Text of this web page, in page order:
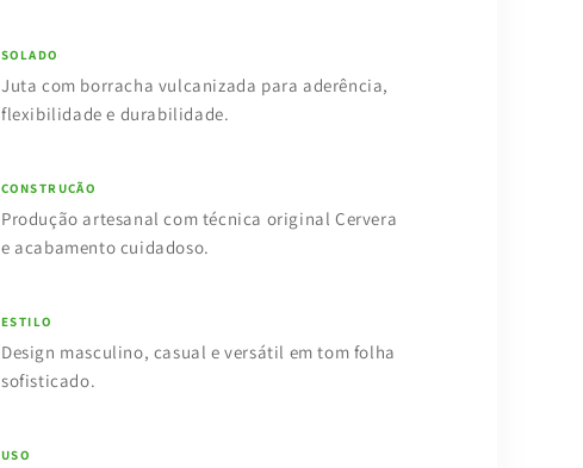
SOLADO
Juta com borracha vulcanizada para aderência,
flexibilidade e durabilidade.
CONSTRUÇÃO
Produção artesanal com técnica original Cervera
e acabamento cuidadoso.
ESTILO
Design masculino, casual e versátil em tom folha
sofisticado.
USO